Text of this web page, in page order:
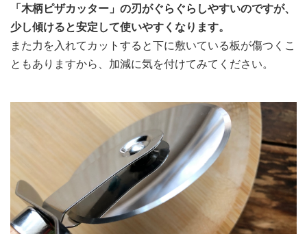
「木柄ピザカッター」の刃がぐらぐらしやすいのですが、
少し傾けると安定して使いやすくなります。
また力を入れてカットすると下に敷いている板が傷つくこ
ともありますから、加減に気を付けてみてください。